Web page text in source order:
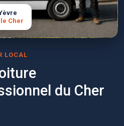
Cher
LOCAL
du Cher